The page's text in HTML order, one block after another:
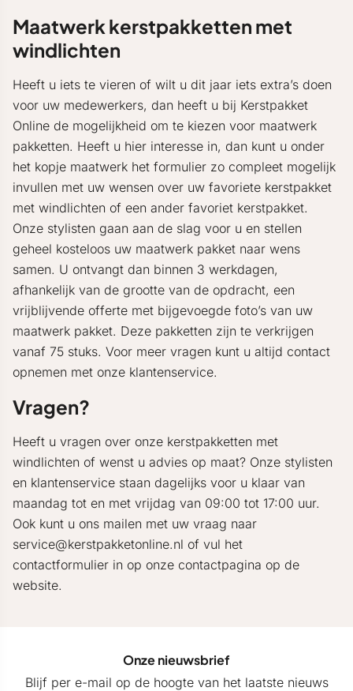
Maatwerk kerstpakketten met
windlichten
Heeft u iets te vieren of wilt u dit jaar iets extra’s doen
voor uw medewerkers, dan heeft u bij Kerstpakket
Online de mogelijkheid om te kiezen voor maatwerk
pakketten. Heeft u hier interesse in, dan kunt u onder
het kopje maatwerk het formulier zo compleet mogelijk
invullen met uw wensen over uw favoriete kerstpakket
met windlichten of een ander favoriet kerstpakket.
Onze stylisten gaan aan de slag voor u en stellen
geheel kosteloos uw maatwerk pakket naar wens
samen. U ontvangt dan binnen 3 werkdagen,
afhankelijk van de grootte van de opdracht, een
vrijblijvende offerte met bijgevoegde foto’s van uw
maatwerk pakket. Deze pakketten zijn te verkrijgen
vanaf 75 stuks. Voor meer vragen kunt u altijd contact
opnemen met onze klantenservice.
Vragen?
Heeft u vragen over onze kerstpakketten met
windlichten of wenst u advies op maat? Onze stylisten
en klantenservice staan dagelijks voor u klaar van
maandag tot en met vrijdag van 09:00 tot 17:00 uur.
Ook kunt u ons mailen met uw vraag naar
service@kerstpakketonline.nl of vul het
contactformulier in op onze contactpagina op de
website.
Onze nieuwsbrief
Blijf per e-mail op de hoogte van het laatste nieuws